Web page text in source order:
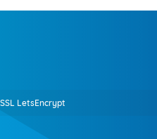
LetsEncrypt